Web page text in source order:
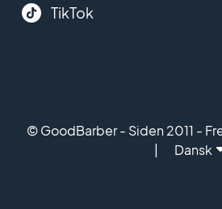
TikTok
© GoodBarber - Siden 2011 -
Dansk